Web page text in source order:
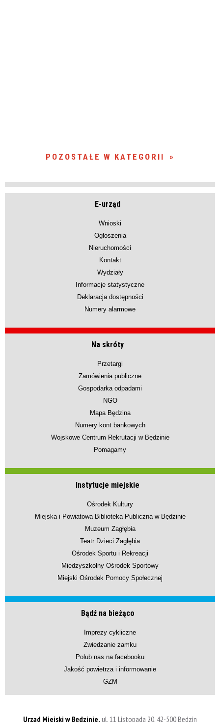
POZOSTAŁE W KATEGORII
E-urząd
Wnioski
Ogłoszenia
Nieruchomości
Kontakt
Wydziały
Informacje statystyczne
Deklaracja dostępności
Numery alarmowe
Na skróty
Przetargi
Zamówienia publiczne
Gospodarka odpadami
NGO
Mapa Będzina
Numery kont bankowych
Wojskowe Centrum Rekrutacji w Będzinie
Pomagamy
Instytucje miejskie
Ośrodek Kultury
Miejska i Powiatowa Biblioteka Publiczna w Będzinie
Muzeum Zagłębia
Teatr Dzieci Zagłębia
Ośrodek Sportu i Rekreacji
Międzyszkolny Ośrodek Sportowy
Miejski Ośrodek Pomocy Społecznej
Bądź na bieżąco
Imprezy cykliczne
Zwiedzanie zamku
Polub nas na facebooku
Jakość powietrza i informowanie
GZM
Urząd Miejski w Będzinie, ul. 11 Listopada 20, 42-500 Będzin